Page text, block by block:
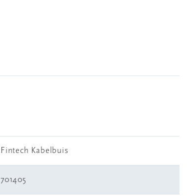
Fintech Kabelbuis
701405